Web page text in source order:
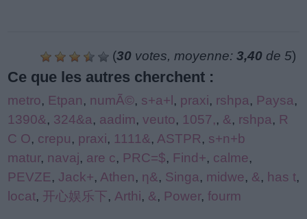
(30 votes, moyenne: 3,40 de 5)
Ce que les autres cherchent :
metro, Etpan, numÃ©, s+a+l, praxi, rshpa, Paysa,
1390&, 324&a, aadim, veuto, 1057,, &, rshpa, R
C O, crepu, praxi, 1111&, ASTPR, s+n+b
matur, navaj, are c, PRC=$, Find+, calme,
PEVZE, Jack+, Athen, η&, Singa, midwe, &, has t,
locat, 开心娱乐下, Arthi, &, Power, fourm